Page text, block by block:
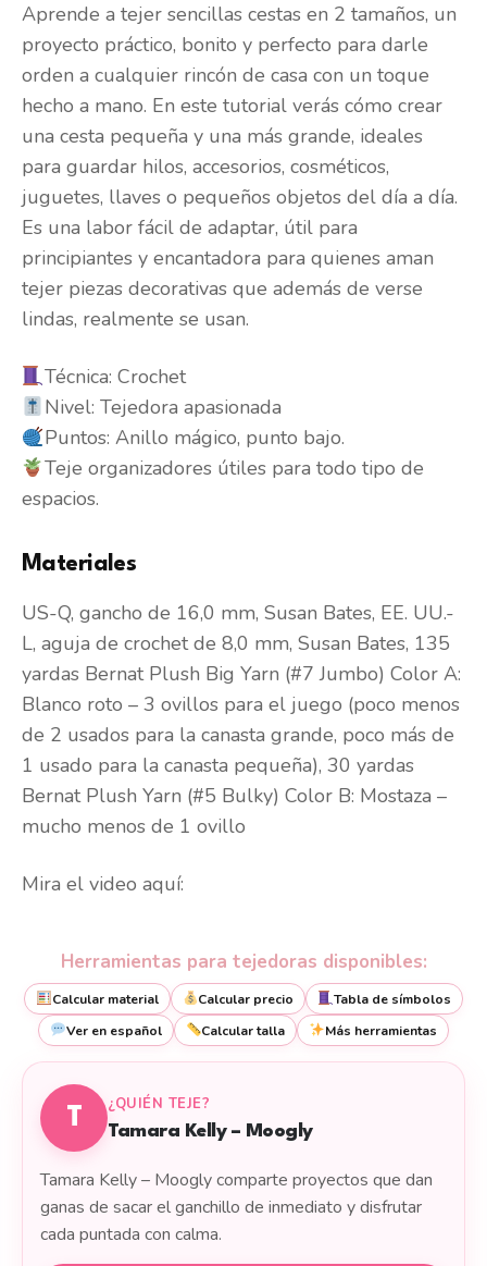
Aprende a tejer sencillas cestas en 2 tamaños, un
proyecto práctico, bonito y perfecto para darle
orden a cualquier rincón de casa con un toque
hecho a mano. En este tutorial verás cómo crear
una cesta pequeña y una más grande, ideales
para guardar hilos, accesorios, cosméticos,
juguetes, llaves o pequeños objetos del día a día.
Es una labor fácil de adaptar, útil para
principiantes y encantadora para quienes aman
tejer piezas decorativas que además de verse
lindas, realmente se usan.
Técnica: Crochet
Nivel: Tejedora apasionada
Puntos: Anillo mágico, punto bajo.
Teje organizadores útiles para todo tipo de
espacios.
Materiales
US-Q, gancho de 16,0 mm, Susan Bates, EE. UU.-
L, aguja de crochet de 8,0 mm, Susan Bates, 135
yardas Bernat Plush Big Yarn (#7 Jumbo) Color A:
Blanco roto – 3 ovillos para el juego (poco menos
de 2 usados ​​para la canasta grande, poco más de
1 usado para la canasta pequeña), 30 yardas
Bernat Plush Yarn (#5 Bulky) Color B: Mostaza –
mucho menos de 1 ovillo
Mira el video aquí:
Herramientas para tejedoras disponibles:
Calcular material Calcular precio
Tabla de símbolos
Ver en español
Calcular talla Más herramientas
T
¿QUIÉN TEJE?
Tamara Kelly – Moogly
Tamara Kelly – Moogly comparte proyectos que dan
ganas de sacar el ganchillo de inmediato y disfrutar
cada puntada con calma.